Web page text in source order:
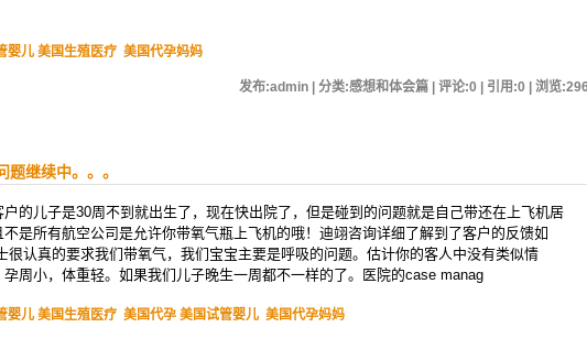
婴儿 美国生殖医疗 美国代孕妈妈
发布:admin | 分类:感想和体会篇 | 评论:0 | 引用:0 | 浏览:296
题继续中。。。
的儿子是30周不到就出生了，现在快出院了，但是碰到的问题就是自己带还在上飞机居
是所有航空公司是允许你带氧气瓶上飞机的哦！迪翊咨询详细了解到了客户的反馈如
很认真的要求我们带氧气，我们宝宝主要是呼吸的问题。估计你的客人中没有类似情
周小，体重轻。如果我们儿子晚生一周都不一样的了。医院的case manag
婴儿 美国生殖医疗 美国代孕 美国试管婴儿 美国代孕妈妈